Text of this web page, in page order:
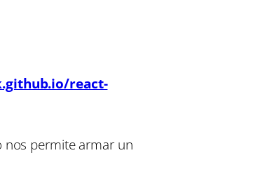
react-
nos permite armar un